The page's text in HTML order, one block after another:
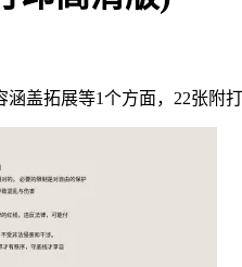
盖拓展等1个方面，22张附